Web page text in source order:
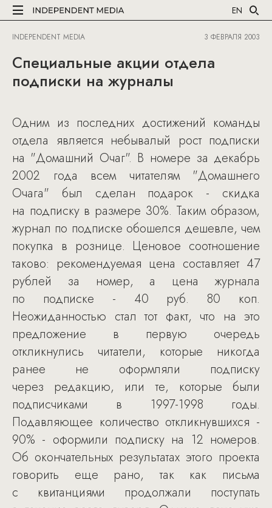
EN
INDEPENDENT MEDIA 3 ФЕВРАЛЯ 2003
Специальные акции отдела
подписки на журналы
Одним из последних достижений команды
отдела является небывалый рост подписки
на "Домашний Очаг". В номере за декабрь
2002 года всем читателям "Домашнего
Очага" был сделан подарок - скидка
на подписку в размере 30%. Таким образом,
журнал по подписке обошелся дешевле, чем
покупка в рознице. Ценовое соотношение
таково: рекомендуемая цена составляет 47
рублей за номер, а цена журнала
по подписке - 40 руб. 80 коп.
Неожиданностью стал тот факт, что на это
предложение в первую очередь
откликнулись читатели, которые никогда
ранее не оформляли подписку
через редакцию, или те, которые были
подписчиками в 1997-1998 годы.
Подавляющее количество откликнувшихся -
90% - оформили подписку на 12 номеров.
Об окончательных результатах этого проекта
говорить еще рано, так как письма
с квитанциями продолжали поступать